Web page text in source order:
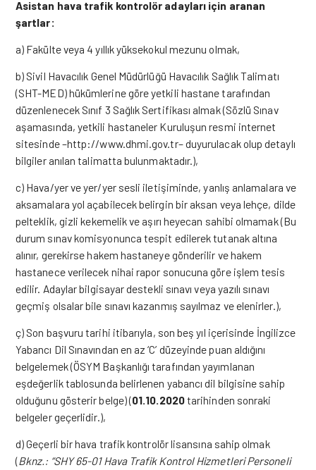
Asistan hava trafik kontrolör adayları için aranan
şartlar:
a) Fakülte veya 4 yıllık yüksekokul mezunu olmak,
b) Sivil Havacılık Genel Müdürlüğü Havacılık Sağlık Talimatı
(SHT-MED) hükümlerine göre yetkili hastane tarafından
düzenlenecek Sınıf 3 Sağlık Sertifikası almak (Sözlü Sınav
aşamasında, yetkili hastaneler Kuruluşun resmi internet
sitesinde –http://www.dhmi.gov.tr– duyurulacak olup detaylı
bilgiler anılan talimatta bulunmaktadır.),
c) Hava/yer ve yer/yer sesli iletişiminde, yanlış anlamalara ve
aksamalara yol açabilecek belirgin bir aksan veya lehçe, dilde
pelteklik, gizli kekemelik ve aşırı heyecan sahibi olmamak (Bu
durum sınav komisyonunca tespit edilerek tutanak altına
alınır, gerekirse hakem hastaneye gönderilir ve hakem
hastanece verilecek nihai rapor sonucuna göre işlem tesis
edilir. Adaylar bilgisayar destekli sınavı veya yazılı sınavı
geçmiş olsalar bile sınavı kazanmış sayılmaz ve elenirler.),
ç) Son başvuru tarihi itibarıyla, son beş yıl içerisinde İngilizce
Yabancı Dil Sınavından en az ‘C’ düzeyinde puan aldığını
belgelemek (ÖSYM Başkanlığı tarafından yayımlanan
eşdeğerlik tablosunda belirlenen yabancı dil bilgisine sahip
olduğunu gösterir belge) (01.10.2020tarihinden sonraki
belgeler geçerlidir.),
d) Geçerli bir hava trafik kontrolör lisansına sahip olmak
(Bknz.: “SHY 65-01 Hava Trafik Kontrol Hizmetleri Personeli